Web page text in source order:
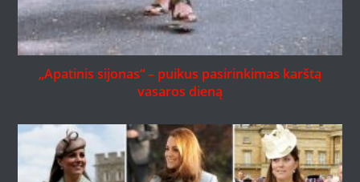
„Apatinis sijonas“ – puikus pasirinkimas karštą
vasaros dieną